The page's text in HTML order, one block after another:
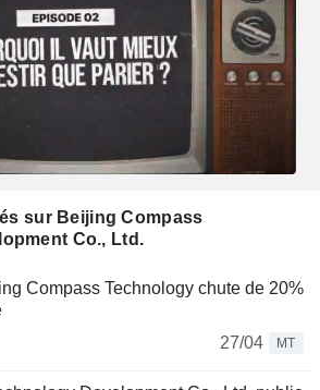
sur Beijing Compass
Co., Ltd.
Compass Technology chute de 20%
27/04
MT